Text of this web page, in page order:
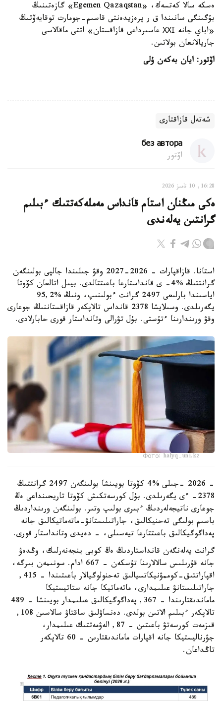
ەسكە سالا كەتسەك، «Egemen Qazaqstan
» گازەتىنىڭ
بۇگىنگى سانىندا ق ر پرەزيدەنتى قاسىم-جومارت توقايەۆتىڭ
«اباي جانە ХХІ
عاسىرداعى قازاقستان» اتتى ماقالاسى
جاريالانعان بولاتىن.
اۆتور: ايان بەكەن ۇلى
شەتەل قازاقتارى
без автора
اۆتور
16:28, 10 تامىز 2026
ەكى مىڭنان استام قانداس مەملەكەتتىك ءبىلىم
گرانتىن يەلەندى
استانا. قازاقپارات - 2026-2027 وقۋ جىلىندا جالپى بولىنگەن
گرانتتىڭ %4- ى قانداستارعا باعىتتالدى. بيىل اتالعان كۆوتا
اياسىندا بارلىعى 2497 گرانت ءبولىنىپ، ونىڭ %95,2
يگەرىلدى. وسىلايشا 2378 قانداس تالاپكەر قازاقستاننىڭ جوعارى
وقۋ ورىندارىنا ءتۇستى. بۇل تۋرالى وتانداستار قورى حابارلادى.
Фото: halyq-uni.kz
- 2026 -جىلى %4 كۆوتا بويىنشا بولىنگەن 2497 گرانتتىڭ
2378- ءى يگەرىلدى. بۇل كورسەتكىش كۆوتا تاريحىنداعى ەڭ
جوعارى ناتيجەلەردىڭ ءبىرى بولىپ وتىر. بولىنگەن ورىنداردىڭ
باسىم بولىگى تەحنيكالىق، جاراتىلىستانۋ-ماتەماتيكالىق جانە
پەداگوگيكالىق باعىتتارعا تيەسىلى، - دەيدى وتانداستار قورى.
گرانت يەلەنگەن قانداستاردىڭ ەڭ كوبى ينجەنەرلىك، وڭدەۋ
جانە قۇرىلىس سالالارىنا تۇسكەن - 667 ادام. سونىمەن بىرگە،
اقپاراتتىق-كوممۋنيكاتسيالىق تەحنولوگيالار باعىتىندا - 415,
جاراتىلىستانۋ عىلىمدارى، ماتەماتيكا جانە ستاتيستيكا
ماماندىقتارىندا - 367, پەداگوگيكالىق عىلىمدار بويىنشا - 489
تالاپكەر ءبىلىم الاتىن بولدى. دەنساۋلىق ساقتاۋ سالاسىن 108,
قىزمەت كورسەتۋ باعىتىن - 87, الەۋمەتتىك عىلىمدار،
جۋرناليستيكا جانە اقپارات ماماندىقتارىن - 60 تالاپكەر
تاڭداعان.